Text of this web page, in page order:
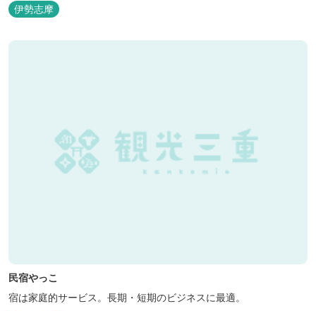
呂（有料）、足湯に湯上がり処などもございますので、湯浴みの一
日をお過ごしいただけます。 お料理についても、「詩季バイキン
グ」はオープンキッチンで出来立て料理を舌だけではなく目や耳で
伊勢志摩
民宿やっこ
宿は家庭的サービス。長期・短期のビジネスに最適。